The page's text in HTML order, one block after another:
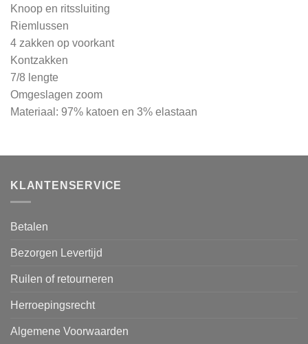
Knoop en ritssluiting
Riemlussen
4 zakken op voorkant
Kontzakken
7/8 lengte
Omgeslagen zoom
Materiaal: 97% katoen en 3% elastaan
KLANTENSERVICE
Betalen
Bezorgen Levertijd
Ruilen of retourneren
Herroepingsrecht
Algemene Voorwaarden